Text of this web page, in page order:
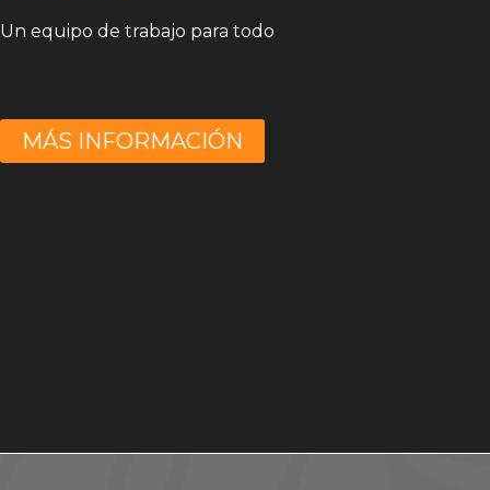
Un equipo de trabajo para todo
MÁS INFORMACIÓN